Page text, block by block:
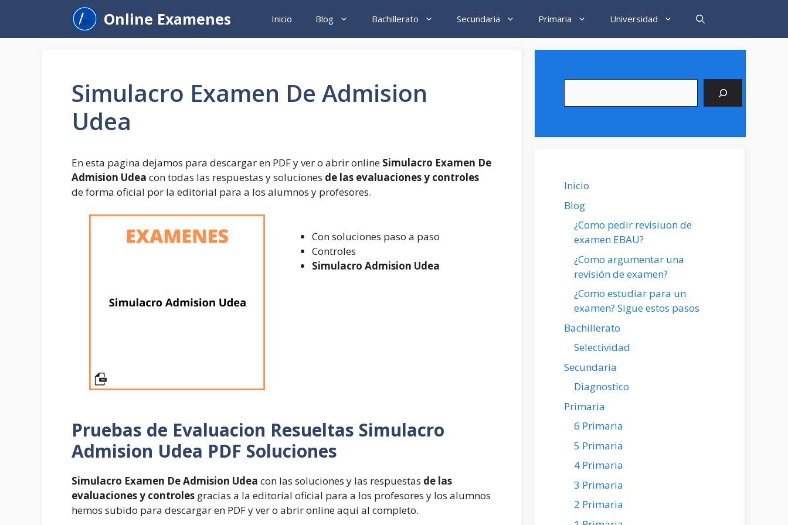
contenido
Online Examenes Inicio Blog Bachillerato Secundaria Primaria Universidad
Simulacro Examen De Admision
Udea
En esta pagina dejamos para descargar en PDF y ver o abrir online Simulacro Examen De
Admision Udea con todas las respuestas y soluciones de las evaluaciones y controles
de forma oficial por la editorial para a los alumnos y profesores.
Con soluciones paso a paso
Controles
Simulacro Admision Udea
Pruebas de Evaluacion Resueltas Simulacro
Admision Udea PDF Soluciones
Simulacro Examen De Admision Udea con las soluciones y las respuestas de las
evaluaciones y controles gracias a la editorial oficial para a los profesores y los alumnos
hemos subido para descargar en PDF y ver o abrir online aqui al completo.
Inicio
Blog
¿Como pedir revisiuon de
examen EBAU?
¿Como argumentar una
revisión de examen?
¿Como estudiar para un
examen? Sigue estos pasos
Bachillerato
Selectividad
Secundaria
Diagnostico
Primaria
6 Primaria
5 Primaria
4 Primaria
3 Primaria
2 Primaria